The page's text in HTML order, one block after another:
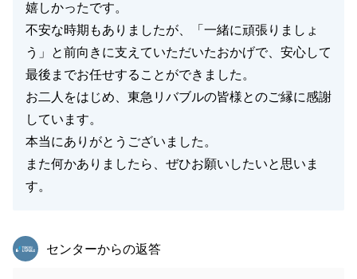
嬉しかったです。
不安な時期もありましたが、「一緒に頑張りましょ
う」と前向きに支えていただいたおかげで、安心して
最後までお任せすることができました。
お二人をはじめ、東急リバブルの皆様とのご縁に感謝
しています。
本当にありがとうございました。
また何かありましたら、ぜひお願いしたいと思いま
す。
東急リバブル
センターからの返答